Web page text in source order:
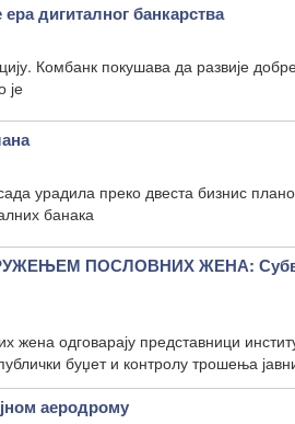
дигиталног банкарства
Комбанк покушава да развије
је
урадила преко двеста бизнис
банака
ПОСЛОВНИХ ЖЕНА:
одговарају представници
буџет и контролу трошења
аеродрому